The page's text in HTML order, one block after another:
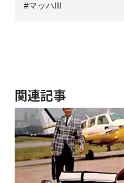
マッハIII
関連記事